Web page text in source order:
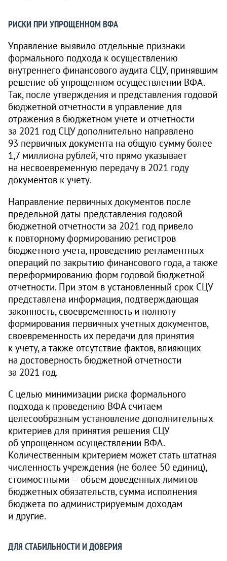
РИСКИ ПРИ УПРОЩЕННОМ ВФА
Управление выявило отдельные признаки
формального подхода к осуществлению
внутреннего финансового аудита СЦУ, принявшим
решение об упрощенном осуществлении ВФА.
Так, после утверждения и представления годовой
бюджетной отчетности в управление для
отражения в бюджетном учете и отчетности
за 2021 год СЦУ дополнительно направлено
93 первичных документа на общую сумму более
1,7 миллиона рублей, что прямо указывает
на несвоевременную передачу в 2021 году
документов к учету.
Направление первичных документов после
предельной даты представления годовой
бюджетной отчетности за 2021 год привело
к повторному формированию регистров
бюджетного учета, проведению регламентных
операций по закрытию финансового года, а также
переформированию форм годовой бюджетной
отчетности. При этом в установленный срок СЦУ
представлена информация, подтверждающая
законность, своевременность и полноту
формирования первичных учетных документов,
своевременность их передачи для принятия
к учету, а также отсутствие фактов, влияющих
на достоверность бюджетной отчетности
за 2021 год.
С целью минимизации риска формального
подхода к проведению ВФА считаем
целесообразным установление дополнительных
критериев для принятия решения СЦУ
об упрощенном осуществлении ВФА.
Количественным критерием может стать штатная
численность учреждения (не более 50 единиц),
стоимостными — объем доведенных лимитов
бюджетных обязательств, сумма исполнения
бюджета по администрируемым доходам
и другие.
ДЛЯ СТАБИЛЬНОСТИ И ДОВЕРИЯ